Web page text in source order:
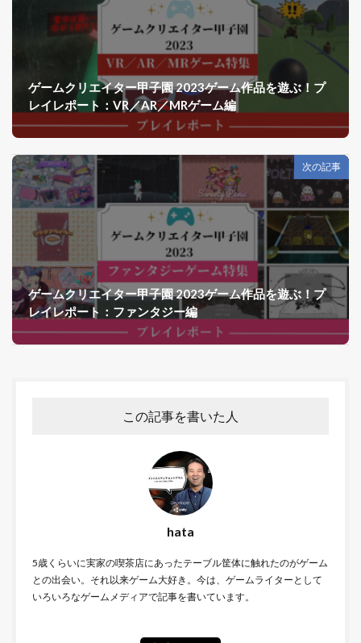
ゲームクリエイター甲子園 2023ゲーム作品を遊ぶ！プ
レイレポート：VR／AR／MRゲーム編
次の記事
ゲームクリエイター甲子園 2023ゲーム作品を遊ぶ！プ
レイレポート：ファンタジー編
この記事を書いた人
hata
5歳くらいに実家の喫茶店にあったテーブル筐体に触れたのがゲーム
との出会い。それ以来ゲーム大好き。今は、ゲームライターとして
いろいろなゲームメディアで記事を書いています。